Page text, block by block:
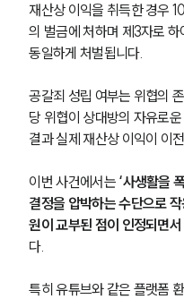
재산상 이익을 취득한 경우
의 벌금에 처하며 제3자로
동일하게 처벌됩니다.
공갈죄 성립 여부는 위협의
당 위협이 상대방의 자유로
결과 실제 재산상 이익이 이
이번 사건에서는 ‘사생활을
결정을 압박하는 수단으로
원이 교부된 점이 인정되면
다.
특히 유튜브와 같은 플랫폼